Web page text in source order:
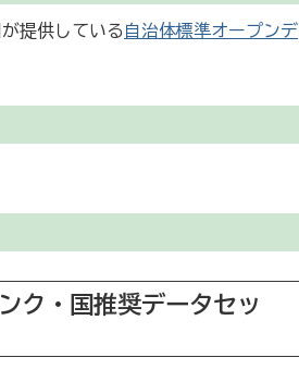
提供している 自治体標準オープンデ
ク・国推奨データセッ